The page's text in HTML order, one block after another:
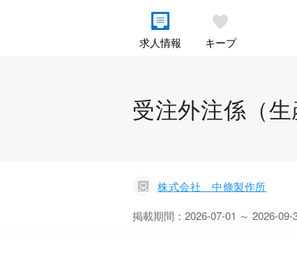
求人情報 キープ
受注外注係（
株式会社 中條製作所
掲載期間：2026-07-01 ～ 2026-09-